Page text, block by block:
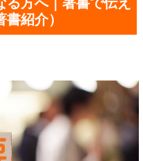
紹介）